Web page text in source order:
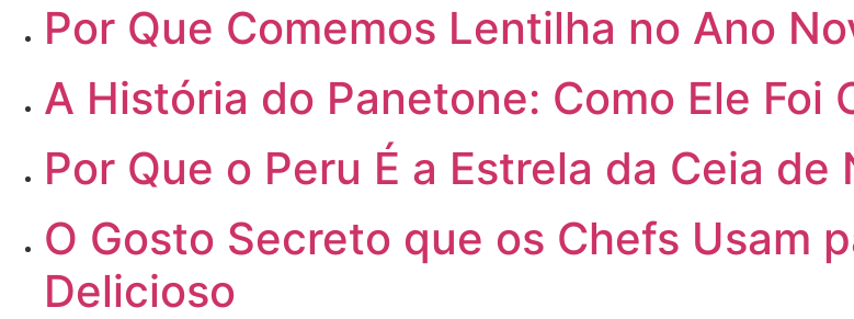
Por Que Comemos Lentilha no Ano
A História do Panetone: Como Ele Foi
Por Que o Peru É a Estrela da Ceia de
O Gosto Secreto que os Chefs Usam
Delicioso